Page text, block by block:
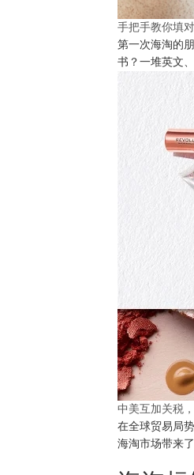
手把手教你填
第一次海淘的
书？一堆英文
中美互加关税
在全球贸易局
海淘市场带来